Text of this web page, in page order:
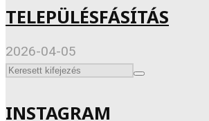
TELEPÜLÉSFÁSÍTÁS
2026-04-05
INSTAGRAM